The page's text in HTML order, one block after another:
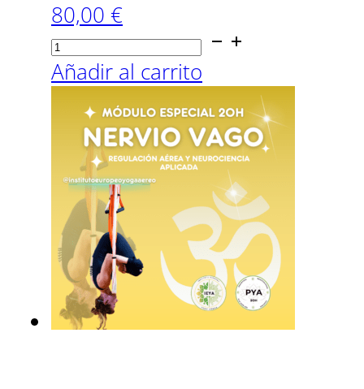
80,00 €
Curso
20H
Apertura
Caderas
cantidad
Añadir al carrito